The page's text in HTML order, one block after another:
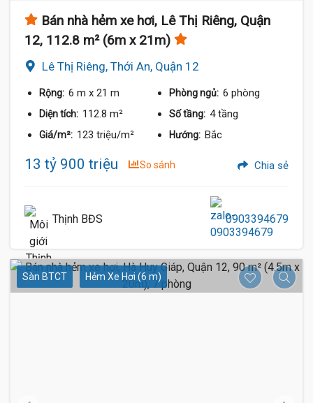
Bán nhà hẻm xe hơi, Lê Thị Riêng, Quận
12, 112.8 m² (6m x 21m)
Lê Thị Riêng, Thới An, Quận 12
Rộng: 6 m x 21 m Phòng ngủ: 6 phòng
Diện tích: 112.8 m² Số tầng: 4 tầng
Giá/m²: 123 triệu/m² Hướng: Bắc
13 tỷ 900 triệu So sánh Chia sẻ
Thịnh BĐS 0903394679
Sàn BTCT Hẻm Xe Hơi (6 m)